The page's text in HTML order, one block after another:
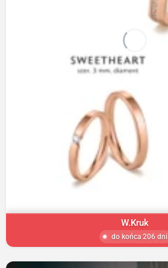
W.Kruk
do końca 206 dni